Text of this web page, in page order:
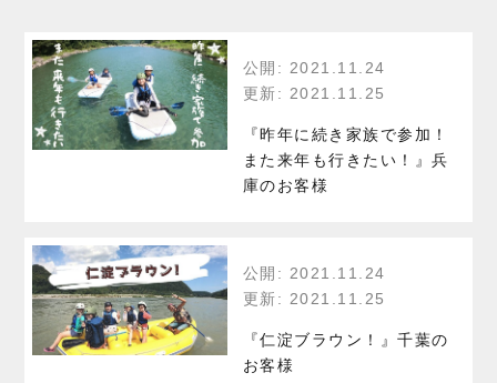
公開: 2021.11.24
更新: 2021.11.25
『昨年に続き家族で参加！
また来年も行きたい！』兵
庫のお客様
公開: 2021.11.24
更新: 2021.11.25
『仁淀ブラウン！』千葉の
お客様